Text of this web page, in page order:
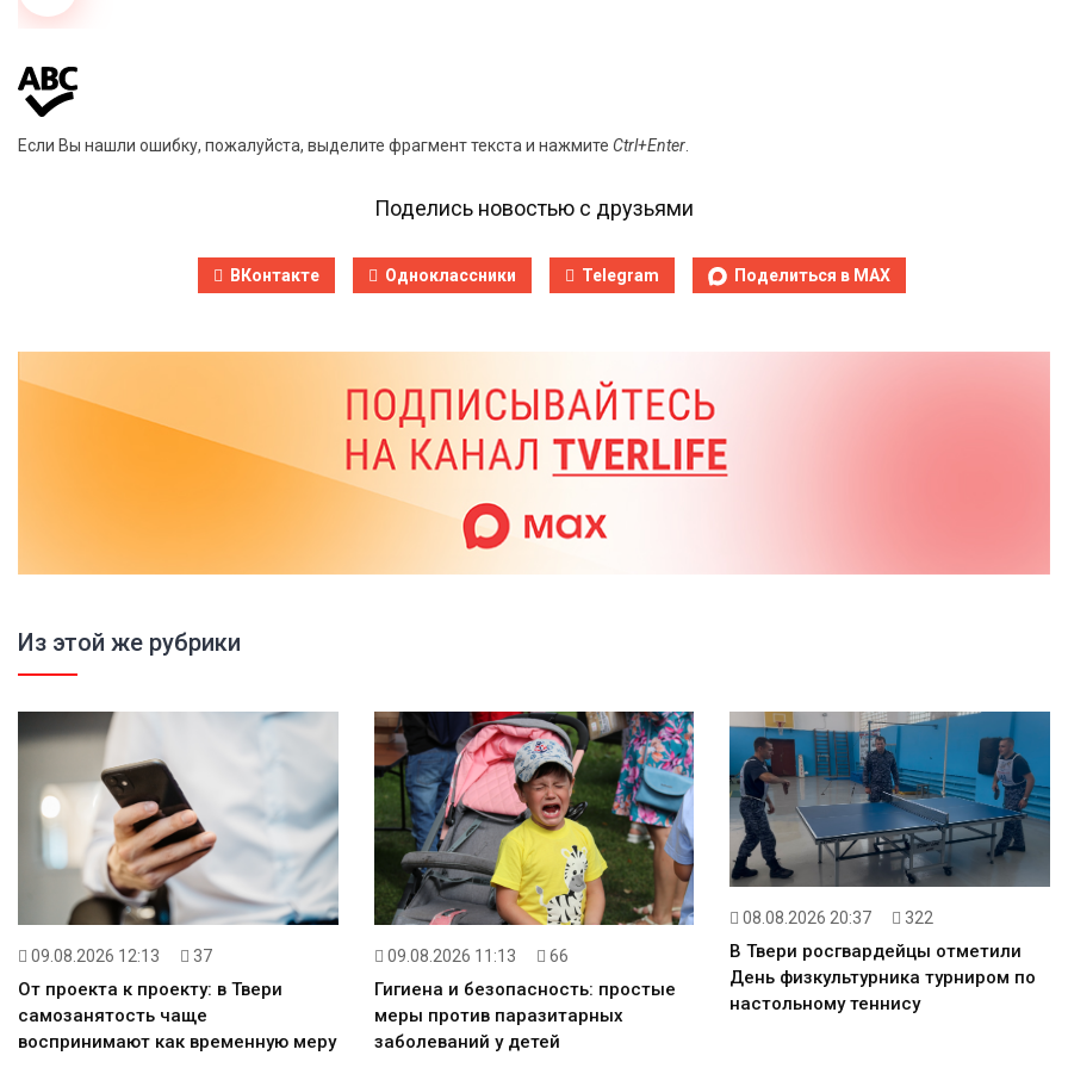
Если Вы нашли ошибку, пожалуйста, выделите фрагмент текста и нажмите Ctrl+Enter
Поделись новостью с друзьями
ВКонтакте Одноклассники Telegram Поделиться в MAX
Из этой же рубрики
09.08.2026 12:13 37
От проекта к проекту: в Твери
самозанятость чаще
воспринимают как временную меру
09.08.2026 11:13 66
Гигиена и безопасность: простые
меры против паразитарных
заболеваний у детей
08.08.2026 20:37 322
В Твери росгвардейцы отметили
День физкультурника турниром по
настольному теннису